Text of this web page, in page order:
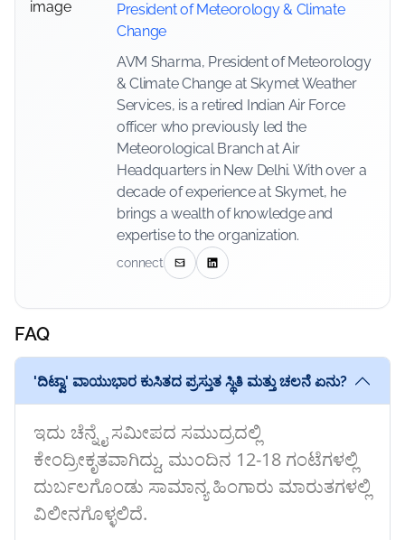
President of Meteorology & Climate
Change
AVM Sharma, President of Meteorology
& Climate Change at Skymet Weather
Services, is a retired Indian Air Force
officer who previously led the
Meteorological Branch at Air
Headquarters in New Delhi. With over a
decade of experience at Skymet, he
brings a wealth of knowledge and
expertise to the organization.
connect
FAQ
'ದಿಟ್ವಾ' ವಾಯುಭಾರ ಕುಸಿತದ ಪ್ರಸ್ತುತ ಸ್ಥಿತಿ ಮತ್ತು ಚಲನೆ ಏನು?
ಇದು ಚೆನ್ನೈ ಸಮೀಪದ ಸಮುದ್ರದಲ್ಲಿ
ಕೇಂದ್ರೀಕೃತವಾಗಿದ್ದು, ಮುಂದಿನ 12-18 ಗಂಟೆಗಳಲ್ಲಿ
ದುರ್ಬಲಗೊಂಡು ಸಾಮಾನ್ಯ ಹಿಂಗಾರು ಮಾರುತಗಳಲ್ಲಿ
ವಿಲೀನಗೊಳ್ಳಲಿದೆ.